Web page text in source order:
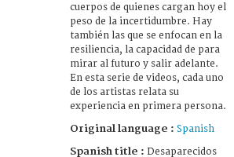
cuerpos de quienes cargan hoy el
peso de la incertidumbre. Hay
también las que se enfocan en la
resiliencia, la capacidad de para
mirar al futuro y salir adelante.
En esta serie de videos, cada uno
de los artistas relata su
experiencia en primera persona.
Original language : Spanish
Spanish title : Desaparecidos